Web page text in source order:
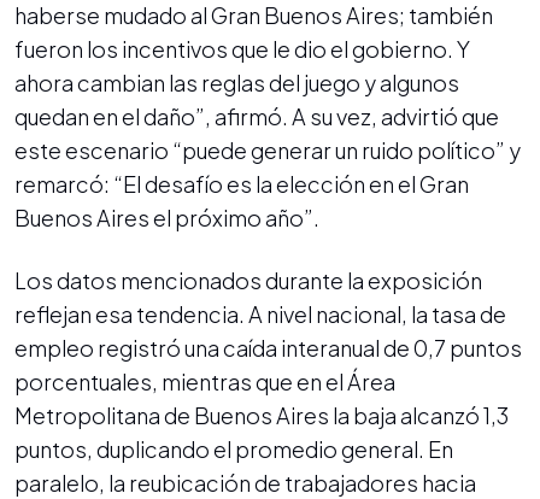
haberse mudado al Gran Buenos Aires; también
fueron los incentivos que le dio el gobierno. Y
ahora cambian las reglas del juego y algunos
quedan en el daño”, afirmó. A su vez, advirtió que
este escenario “puede generar un ruido político” y
remarcó: “El desafío es la elección en el Gran
Buenos Aires el próximo año”.
Los datos mencionados durante la exposición
reflejan esa tendencia. A nivel nacional, la tasa de
empleo registró una caída interanual de 0,7 puntos
porcentuales, mientras que en el Área
Metropolitana de Buenos Aires la baja alcanzó 1,3
puntos, duplicando el promedio general. En
paralelo, la reubicación de trabajadores hacia